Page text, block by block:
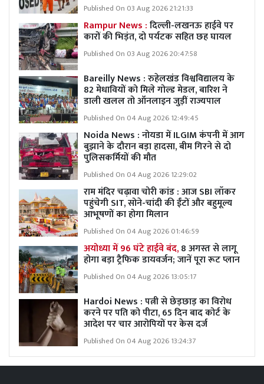
Published On 03 Aug 2026 21:21:33
Rampur News :दिल्ली-लखनऊ हाईवे पर
कारों की भिड़ंत, दो पर्यटक सहित छह घायल
Published On 03 Aug 2026 20:47:58
Bareilly News : रुहेलखंड विश्वविद्यालय के
82 मेधावियों को मिले गोल्ड मेडल, बारिश ने
डाली खलल तो ऑनलाइन जुड़ीं राज्यपाल
Published On 04 Aug 2026 12:49:45
Noida News : नोयडा में ILGIM कंपनी में आग
बुझाने के दौरान बड़ा हादसा, बीम गिरने से दो
पुलिसकर्मियों की मौत
Published On 04 Aug 2026 12:29:02
राम मंदिर चढ़ावा चोरी कांड : आज SBI लॉकर
पहुंचेगी SIT, सोने-चांदी की ईंटों और बहुमूल्य
आभूषणों का होगा मिलान
Published On 04 Aug 2026 01:46:59
अयोध्या में 96 घंटे हाईवे बंद,8 अगस्त से लागू
होगा बड़ा ट्रैफिक डायवर्जन; जानें पूरा रूट प्लान
Published On 04 Aug 2026 13:05:17
Hardoi News : पत्नी से छेड़छाड़ का विरोध
करने पर पति को पीटा, 65 दिन बाद कोर्ट के
आदेश पर चार आरोपियों पर केस दर्ज
Published On 04 Aug 2026 13:24:37